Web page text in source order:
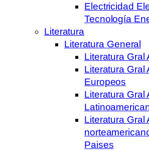
Electricidad
Tecnología
Literatura
Literatura General
Literatura Gral
Literatura Gral
Europeos
Literatura Gral
Literatura Gral
Paises